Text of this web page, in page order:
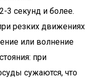
3 секунд и более.
резких движениях
или волнение
при
сужаются, что